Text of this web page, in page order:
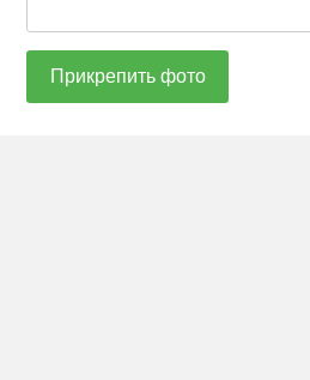
Прикрепить фото